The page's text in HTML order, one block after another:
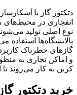
دتکتور گاز یا
انفجاری در محیط‌های
نوع اصلی تولید
پالایشگاه‌ها استفاده
گازهای خطرناک
و اماکن تجاری به
کربن به کار می‌روند تا
خرید دتکتور گاز